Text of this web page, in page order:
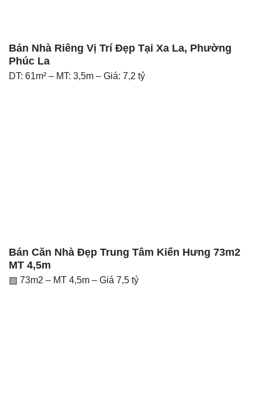
Bán Nhà Riêng Vị Trí Đẹp Tại Xa La, Phường
Phúc La
DT: 61m² – MT: 3,5m – Giá: 7,2 tỷ
Bán Căn Nhà Đẹp Trung Tâm Kiến Hưng 73m2
MT 4,5m
▨ 73m2 – MT 4,5m – Giá 7,5 tỷ